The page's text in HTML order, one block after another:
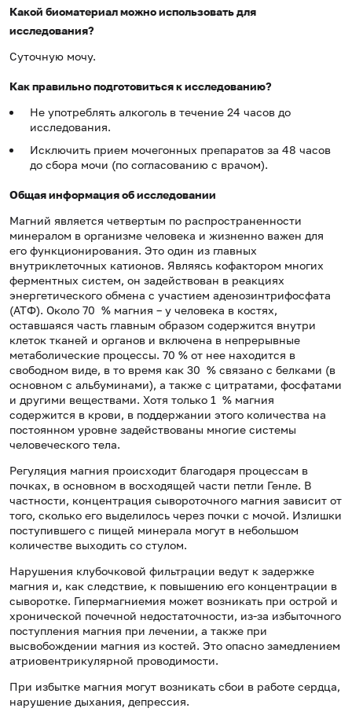
Какой биоматериал можно использовать для
исследования?
Суточную мочу.
Как правильно подготовиться к исследованию?
Не употреблять алкоголь в течение 24 часов до
исследования.
Исключить прием мочегонных препаратов за 48 часов
до сбора мочи (по согласованию с врачом).
Общая информация об исследовании
Магний является четвертым по распространенности
минералом в организме человека и жизненно важен для
его функционирования. Это один из главных
внутриклеточных катионов. Являясь кофактором многих
ферментных систем, он задействован в реакциях
энергетического обмена с участием аденозинтрифосфата
(АТФ). Около 70 % магния – у человека в костях,
оставшаяся часть главным образом содержится внутри
клеток тканей и органов и включена в непрерывные
метаболические процессы. 70 % от нее находится в
свободном виде, в то время как 30 % связано с белками (в
основном с альбуминами), а также с цитратами, фосфатами
и другими веществами. Хотя только 1 % магния
содержится в крови, в поддержании этого количества на
постоянном уровне задействованы многие системы
человеческого тела.
Регуляция магния происходит благодаря процессам в
почках, в основном в восходящей части петли Генле. В
частности, концентрация сывороточного магния зависит от
того, сколько его выделилось через почки с мочой. Излишки
поступившего с пищей минерала могут в небольшом
количестве выходить со стулом.
Нарушения клубочковой фильтрации ведут к задержке
магния и, как следствие, к повышению его концентрации в
сыворотке. Гипермагниемия может возникать при острой и
хронической почечной недостаточности, из-за избыточного
поступления магния при лечении, а также при
высвобождении магния из костей. Это опасно замедлением
атриовентрикулярной проводимости.
При избытке магния могут возникать сбои в работе сердца,
нарушение дыхания, депрессия.